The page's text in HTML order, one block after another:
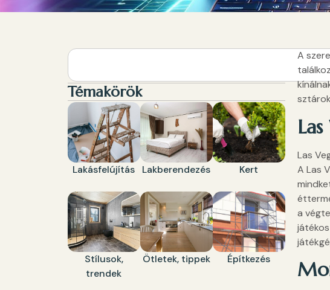
Témakörök
Lakásfelújítás Lakberendezés Kert
Stílusok,
trendek
Ötletek, tippek Építkezés
A
Las
A Las
a